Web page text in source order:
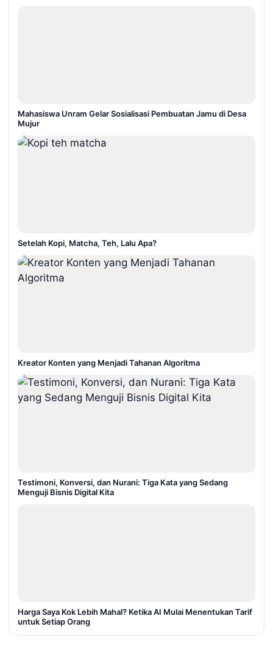
Mahasiswa Unram Gelar Sosialisasi Pembuatan Jamu di Desa
Mujur
Setelah Kopi, Matcha, Teh, Lalu Apa?
Kreator Konten yang Menjadi Tahanan Algoritma
Testimoni, Konversi, dan Nurani: Tiga Kata yang Sedang
Menguji Bisnis Digital Kita
Harga Saya Kok Lebih Mahal? Ketika AI Mulai Menentukan Tarif
untuk Setiap Orang